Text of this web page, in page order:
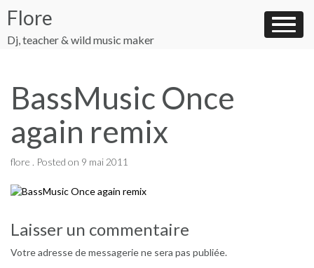
content
Flore
Dj, teacher & wild music maker
BassMusic Once
again remix
flore . Posted on 9 mai 2011
de
l’article
Laisser un commentaire
Votre adresse de messagerie ne sera pas publiée.